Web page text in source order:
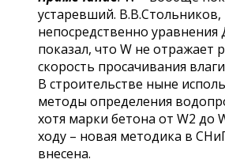
устаревший.
непосредственно уравнения
показал, что W не отражает
скорость просачивания
В строительстве ныне
методы определения
хотя марки бетона от W2 до
ходу – новая методика в
внесена.